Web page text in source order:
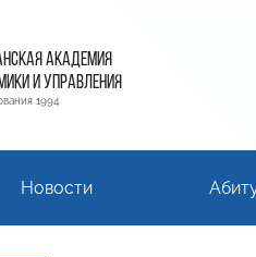
АКАДЕМИЯ
И УПРАВЛЕНИЯ
1994
Новости